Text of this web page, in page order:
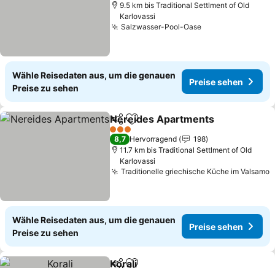
9.5 km bis Traditional Settlment of Old
Karlovassi
Salzwasser-Pool-Oase
Wähle Reisedaten aus, um die genauen
Preise zu sehen
Preise sehen
TeilenZu Favoriten hinzufügen
Nereides Apartments
3 Sterne
8,7 Hervorragend
198
11.7 km bis Traditional Settlment of Old
Karlovassi
Traditionelle griechische Küche im Valsamo
Wähle Reisedaten aus, um die genauen
Preise zu sehen
Preise sehen
Korali